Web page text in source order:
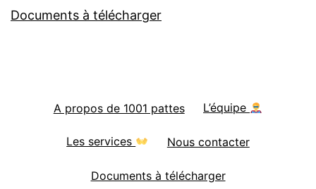
Documents à télécharger
A propos de 1001 pattes L’équipe
Les services Nous contacter
Documents à télécharger